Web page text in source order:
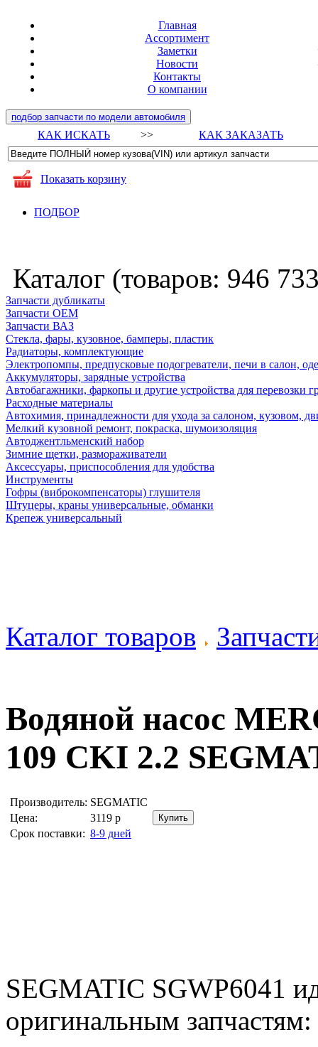
Главная
Ассортимент
Заметки
Новости
Контакты
О компании
подбор запчасти по модели автомобиля
КАК ИСКАТЬ >> КАК ЗАКАЗАТЬ
Показать корзину
ПОДБОР
Каталог (товаров: 946
Запчасти дубликаты
Запчасти ОЕМ
Запчасти ВАЗ
Стекла, фары, кузовное, бамперы, пластик
Радиаторы, комплектующие
Электропомпы, предпусковые подогреватели, печи в салон,
Аккумуляторы, зарядные устройства
Автобагажники, фаркопы и другие устройства для перевозки
Расходные материалы
Автохимия, принадлежности для ухода за салоном, кузовом,
Мелкий кузовной ремонт, покраска, шумоизоляция
Автоджентльменский набор
Зимние щетки, размораживатели
Аксессуары, приспособления для удобства
Инструменты
Гофры (виброкомпенсаторы) глушителя
Штуцеры, краны универсальные, обманки
Крепеж универсальный
Каталог товаров
Водяной насос
109 CKI 2.2
Производитель: SEGMATIC
Цена:
3119 р
Срок поставки: 8-9 дней
SEGMATIC SGWP6041
оригинальным запчастям: